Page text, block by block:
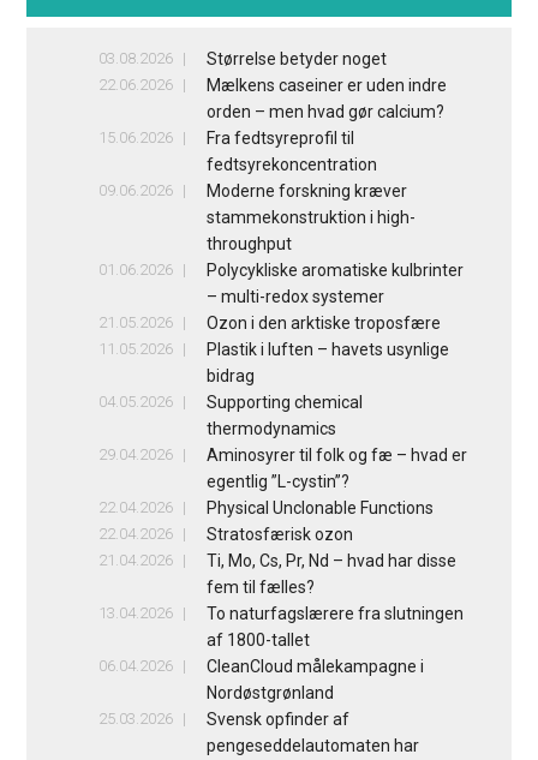
03.08.2026 Størrelse betyder noget
22.06.2026
Mælkens caseiner er uden indre
orden – men hvad gør calcium?
15.06.2026
Fra fedtsyreprofil til
fedtsyrekoncentration
09.06.2026
Moderne forskning kræver
stammekonstruktion i high-
throughput
01.06.2026
Polycykliske aromatiske kulbrinter
– multi-redox systemer
21.05.2026 Ozon i den arktiske troposfære
11.05.2026
Plastik i luften – havets usynlige
bidrag
04.05.2026
Supporting chemical
thermodynamics
29.04.2026
Aminosyrer til folk og fæ – hvad er
egentlig ”L-cystin”?
22.04.2026 Physical Unclonable Functions
22.04.2026 Stratosfærisk ozon
21.04.2026
Ti, Mo, Cs, Pr, Nd – hvad har disse
fem til fælles?
13.04.2026
To naturfagslærere fra slutningen
af 1800-tallet
06.04.2026
CleanCloud målekampagne i
Nordøstgrønland
25.03.2026
Svensk opfinder af
pengeseddelautomaten har